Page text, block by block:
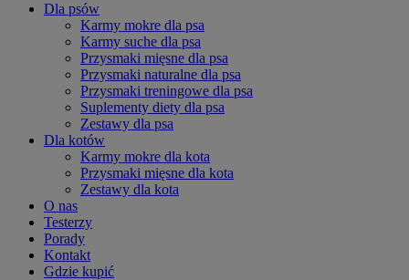
Dla psów
Karmy mokre dla psa
Karmy suche dla psa
Przysmaki mięsne dla psa
Przysmaki naturalne dla psa
Przysmaki treningowe dla psa
Suplementy diety dla psa
Zestawy dla psa
Dla kotów
Karmy mokre dla kota
Przysmaki mięsne dla kota
Zestawy dla kota
O nas
Testerzy
Porady
Kontakt
Gdzie kupić